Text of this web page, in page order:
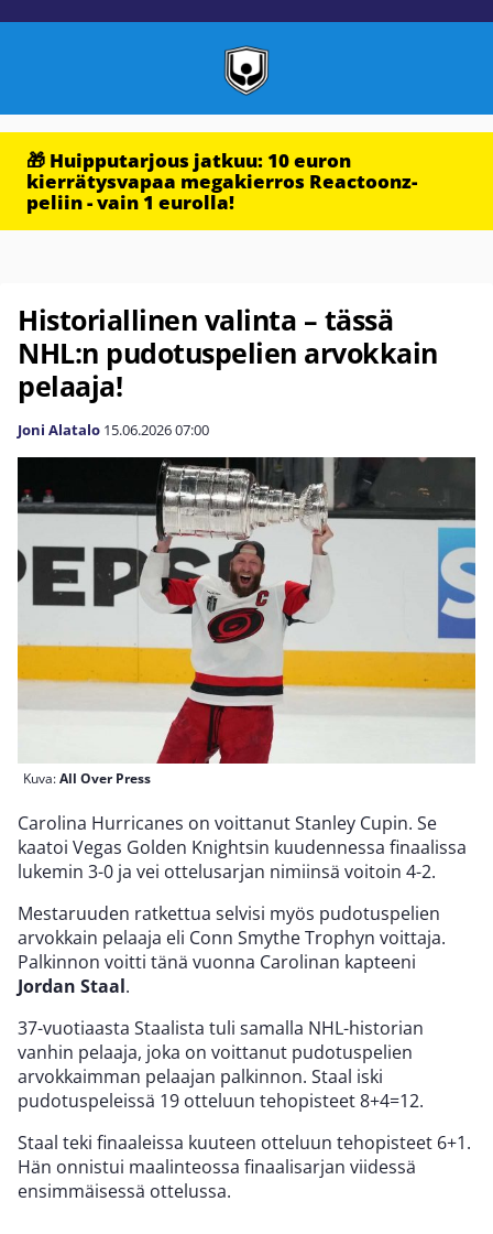
🎁 Huipputarjous jatkuu: 10 euron
kierrätysvapaa megakierros Reactoonz-
peliin - vain 1 eurolla!
Historiallinen valinta – tässä
NHL:n pudotuspelien arvokkain
pelaaja!
Joni Alatalo 15.06.202607:00
Kuva:All Over Press
Carolina Hurricanes on voittanut Stanley Cupin. Se
kaatoi Vegas Golden Knightsin kuudennessa finaalissa
lukemin 3-0 ja vei ottelusarjan nimiinsä voitoin 4-2.
Mestaruuden ratkettua selvisi myös pudotuspelien
arvokkain pelaaja eli Conn Smythe Trophyn voittaja.
Palkinnon voitti tänä vuonna Carolinan kapteeni
Jordan Staal.
37-vuotiaasta Staalista tuli samalla NHL-historian
vanhin pelaaja, joka on voittanut pudotuspelien
arvokkaimman pelaajan palkinnon. Staal iski
pudotuspeleissä 19 otteluun tehopisteet 8+4=12.
Staal teki finaaleissa kuuteen otteluun tehopisteet 6+1.
Hän onnistui maalinteossa finaalisarjan viidessä
ensimmäisessä ottelussa.